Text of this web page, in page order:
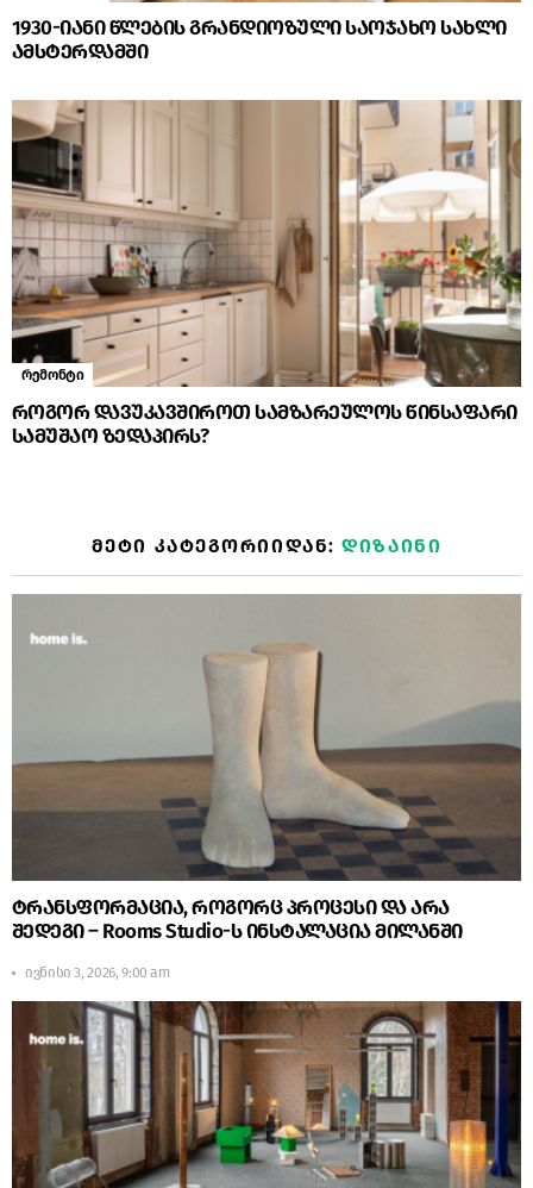
1930-იანი წლების გრანდიოზული საოჯახო სახლი
ამსტერდამში
რემონტი
როგორ დავუკავშიროთ სამზარეულოს წინსაფარი
სამუშაო ზედაპირს?
ᲛᲔᲢᲘ ᲙᲐᲢᲔᲒᲝᲠᲘᲘᲓᲐᲜ:ᲓᲘᲖᲐᲘᲜᲘ
ტრანსფორმაცია, როგორც პროცესი და არა
შედეგი – Rooms Studio-ს ინსტალაცია მილანში
ივნისი 3, 2026, 9:00 am